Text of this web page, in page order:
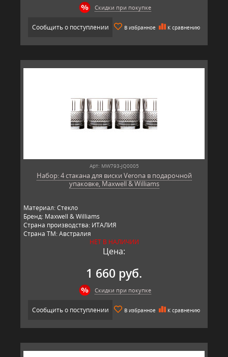
Скидки при покупке
Сообщить о поступлении В избранное К сравнению
Арт: MW793-JQ0005
Набор: 4 стакана для виски Verona в подарочной
упаковке, Maxwell & Williams
Материал: Стекло
Бренд: Maxwell & Williams
Страна производства: ИТАЛИЯ
Страна ТМ: Австралия
НЕТ В НАЛИЧИИ
Цена:
1 660 руб.
Скидки при покупке
Сообщить о поступлении В избранное К сравнению